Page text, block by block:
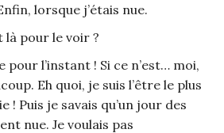
lorsque j’étais nue.
pour le voir ?
l’instant ! Si ce n’est… moi,
Eh quoi, je suis l’être le plus
! Puis je savais qu’un jour des
nue. Je voulais pas